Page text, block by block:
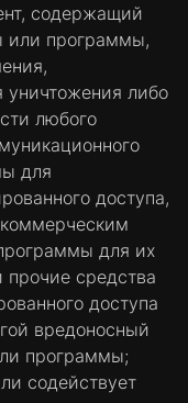
содержащий
или программы,
либо
любого
для
доступа,
для их
прочие средства
доступа
вредоносный
программы;
содействует
могут
целях,
во время
Платформу.
заказы и
после
в систему,
о
Сайта;
о посещении